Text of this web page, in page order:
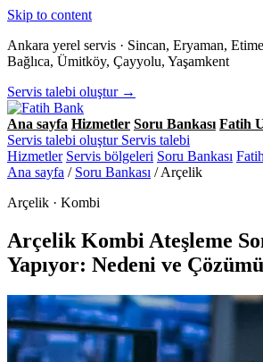
Skip to content
Ankara yerel servis · Sincan, Eryaman,
Bağlıca, Ümitköy, Çayyolu, Yaşamkent
Servis talebi oluştur →
Ana sayfa Hizmetler Soru Bankası Fatih
Servis talebi oluştur Servis talebi
Hizmetler Servis bölgeleri Soru Bankası
Ana sayfa / Soru Bankası / Arçelik
Arçelik · Kombi
Arçelik Kombi Ateşleme
Yapıyor: Nedeni ve Çözümü